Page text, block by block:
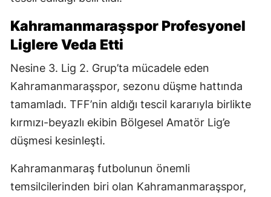
Kahramanmaraşspor Profesyonel
Liglere Veda Etti
Nesine 3. Lig 2. Grup’ta mücadele eden
Kahramanmaraşspor, sezonu düşme hattında
tamamladı. TFF’nin aldığı tescil kararıyla birlikte
kırmızı-beyazlı ekibin Bölgesel Amatör Lig’e
düşmesi kesinleşti.
Kahramanmaraş futbolunun önemli
temsilcilerinden biri olan Kahramanmaraşspor,